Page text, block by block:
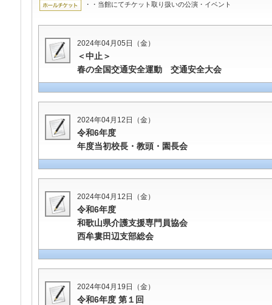
・・当館にてチケット取り扱いの公演・イベント
2024年04月05日（金）
＜中止＞
春の全国交通安全運動 交通安全大会
2024年04月12日（金）
令和6年度
年度当初校長・教頭・園長会
2024年04月12日（金）
令和6年度
和歌山県介護支援専門員協会
西牟婁田辺支部総会
2024年04月19日（金）
令和6年度 第１回